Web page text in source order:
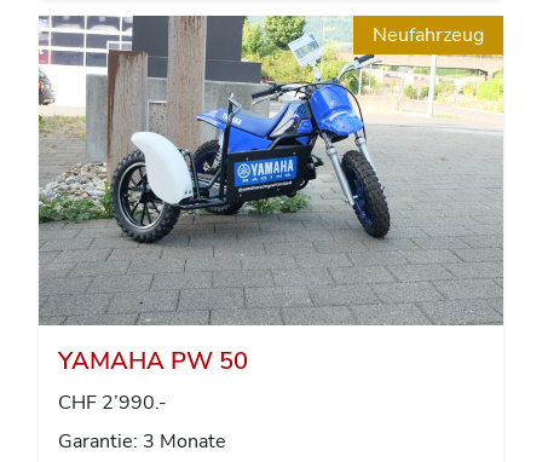
Neufahrzeug
YAMAHA PW 50
CHF 2’990.-
Garantie: 3 Monate